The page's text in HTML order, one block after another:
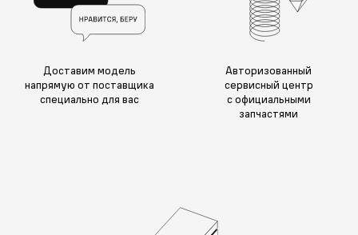
Доставим модель
напрямую от поставщика
специально для вас
Авторизованный
сервисный центр
с официальными
запчастями